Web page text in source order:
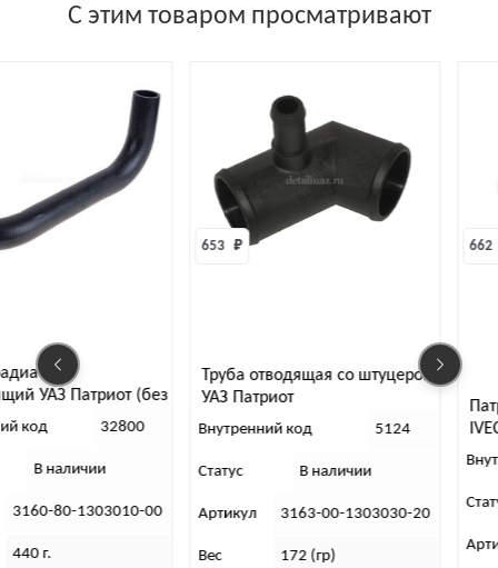
С этим товаром просматривают
УАЗ Патриот (без
код 32800
В наличии
3160-80-1303010-00
440 г.
Труба отводящая со штуцером
УАЗ Патриот
653 ₽
Внутренний код 5124
Статус В наличии
Артикул 3163-00-1303030-20
Вес 172 (гр)
662